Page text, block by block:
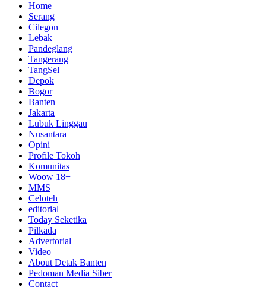
Home
Serang
Cilegon
Lebak
Pandeglang
Tangerang
TangSel
Depok
Bogor
Banten
Jakarta
Lubuk Linggau
Nusantara
Opini
Profile Tokoh
Komunitas
Woow 18+
MMS
Celoteh
editorial
Today Seketika
Pilkada
Advertorial
Video
About Detak Banten
Pedoman Media Siber
Contact